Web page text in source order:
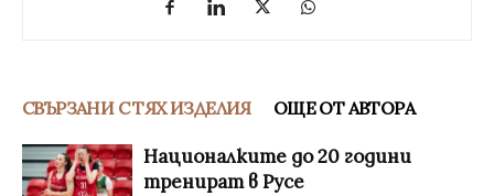
СВЪРЗАНИ С ТЯХ ИЗДЕЛИЯ ОЩЕ ОТ АВТОРА
Националките до 20 години
тренират в Русе